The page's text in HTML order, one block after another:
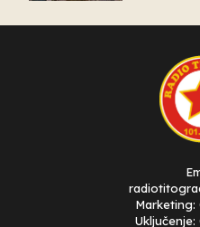
Marketing:
Uključenje: